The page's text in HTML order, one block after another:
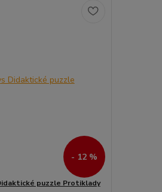
- 12 %
puzzle Protiklady